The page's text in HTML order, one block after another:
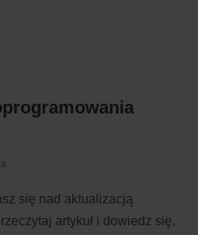
się nad aktualizacją
artykuł i dowiedz się,